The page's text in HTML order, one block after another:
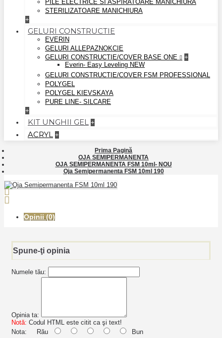
PILE ELECTRICE SI ASPIRATOARE MANICHIURA
STERILIZATOARE MANICHIURA
+
GELURI CONSTRUCTIE
EVERIN
GELURI ALLEPAZNOKCIE
GELURI CONSTRUCTIE/COVER BASE ONE
+
Everin- Easy Leveling NEW
GELURI CONSTRUCTIE/COVER FSM PROFESSIONAL
POLYGEL
POLYGEL KIEVSKAYA
PURE LINE- SILCARE
+
KIT UNGHII GEL +
ACRYL +
Prima Pagină
OJA SEMIPERMANENTA
OJA SEMIPERMANENTA FSM 10ml- NOU
Oja Semipermanenta FSM 10ml 190
Opinii (0)
Spune-ţi opinia
Numele tău:
Opinia ta:
Notă: Codul HTML este citit ca şi text!
Nota: Rău Bun